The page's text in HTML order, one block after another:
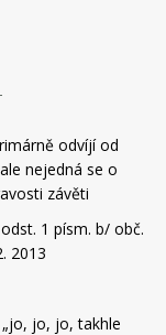
odvíjí od
nejedná se o
závěti
1 písm. b/ obč.
2013
jo, jo, takhle